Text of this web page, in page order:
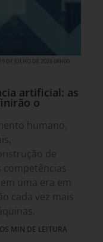
19 DE JULHO DE 2026 08H00
artificial: as
o
humano,
de
uma era em
cada vez mais
MIN DE LEITURA